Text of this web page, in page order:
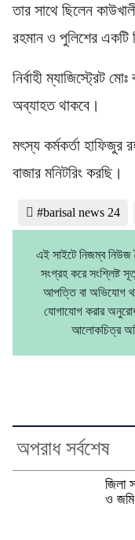
তার সাথে ছিলেন
রহমান ও পুলিশের একটি
নির্বাহী ম্যাজিস্ট্রেট
অব্যাহত থাকবে।
মৎস্য কর্মকর্তা হাফিজুর
বাজার মনিটরিং করছি।
#barisal news 24
এই সাইটে নিজম্ব নিউজ
সংগ্রহ করে সংশ্লিষ্ট
আপত্তি বা অভিযোগ
যোগাযোগ করার
আলোকচিত্র
অপরাধ সর্বশেষ
জিলা
ও